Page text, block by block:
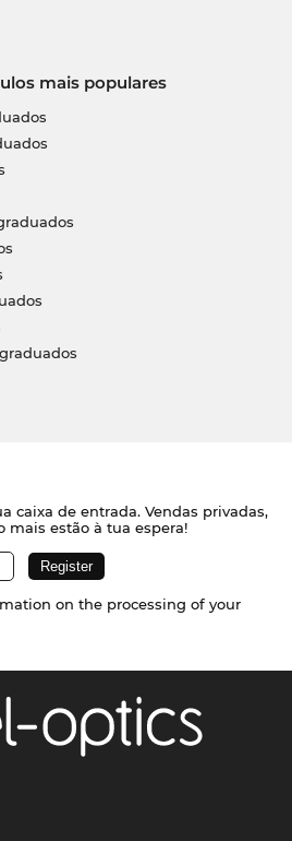
mais populares
caixa de entrada. Vendas privadas,
mais estão à tua espera!
on the processing of your